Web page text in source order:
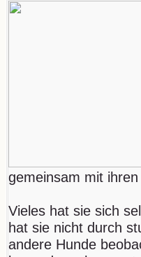
gemeinsam mit
Vieles hat sie sich
hat sie nicht durch
andere Hunde